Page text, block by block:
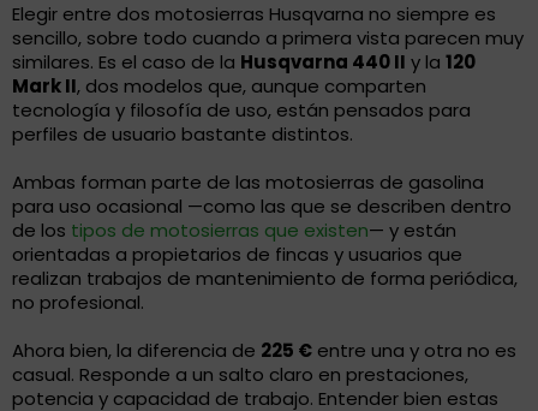
Elegir entre dos motosierras Husqvarna no siempre es
sencillo, sobre todo cuando a primera vista parecen muy
similares. Es el caso de la Husqvarna 440 II y la 120
Mark II, dos modelos que, aunque comparten
tecnología y filosofía de uso, están pensados para
perfiles de usuario bastante distintos.
Ambas forman parte de las motosierras de gasolina
para uso ocasional —como las que se describen dentro
de los tipos de motosierras que existen— y están
orientadas a propietarios de fincas y usuarios que
realizan trabajos de mantenimiento de forma periódica,
no profesional.
Ahora bien, la diferencia de 225 € entre una y otra no es
casual. Responde a un salto claro en prestaciones,
potencia y capacidad de trabajo. Entender bien estas